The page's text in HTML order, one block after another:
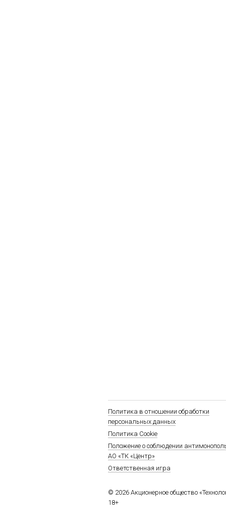
Политика в отношении обработки
персональных данных
Политика Cookie
Положение о соблюдении
АО «ТК «Центр»
Ответственная игра
© 2026 Акционерное общество
18+